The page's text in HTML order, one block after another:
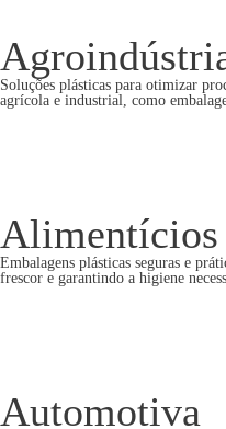
Soluções plásticas para otimizar
agrícola e industrial, como
Alimentícios
Embalagens plásticas seguras e
frescor e garantindo a higiene
Automotiva